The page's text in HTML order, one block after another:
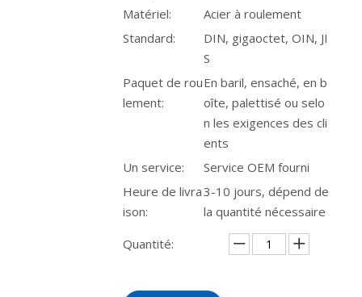
Matériel:
Acier à roulement
Standard:
DIN, gigaoctet, OIN, JI
S
Paquet de rou
lement:
En baril, ensaché, en b
oîte, palettisé ou selo
n les exigences des cli
ents
Un service:
Service OEM fourni
Heure de livra
ison:
3-10 jours, dépend de
la quantité nécessaire
Quantité: